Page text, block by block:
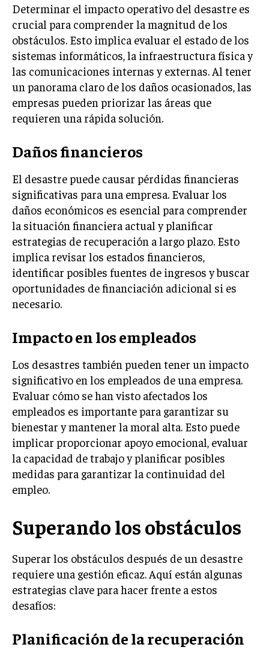
PLANIFICACIÓN EMPRESARIAL
FINANZAS
FINANZAS Y CONTABILIDAD
GESTIÓN DE RECURSOS FINANCIEROS
INVERSIONES Y MERCADOS FINANCIEROS
ECONOMÍA EMPRESARIAL
INTERNACIONAL
NEGOCIOS INTERNACIONALES
EXPANSIÓN GLOBAL
IMPORTACIÓN Y EXPORTACIÓN
ALIANZAS ESTRATÉGICAS
TRANSFORMACIÓN DIGITAL
ANALÍTICA EMPRESARIAL Y BUSINESS
INTELLIGENCE
CIBERSEGURIDAD EMPRESARIAL
ESTRATEGIA
EMPRESAS FAMILIARES Y SUCESIÓN
GESTIÓN DEL RIESGO EMPRESARIAL
DERECHO EMPRESARIAL Y REGULACIONES
ÉXITO EMPRESARIAL Y CASOS DE ESTUDIO
GOBIERNO CORPORATIVO
NEGOCIOS
MARKETING B2B
Determinar el impacto operativo del desastre es
crucial para comprender la magnitud de los
obstáculos. Esto implica evaluar el estado de los
sistemas informáticos, la infraestructura física y
las comunicaciones internas y externas. Al tener
un panorama claro de los daños ocasionados, las
empresas pueden priorizar las áreas que
requieren una rápida solución.
Daños financieros
El desastre puede causar pérdidas financieras
significativas para una empresa. Evaluar los
daños económicos es esencial para comprender
la situación financiera actual y planificar
estrategias de recuperación a largo plazo. Esto
implica revisar los estados financieros,
identificar posibles fuentes de ingresos y buscar
oportunidades de financiación adicional si es
necesario.
Impacto en los empleados
Los desastres también pueden tener un impacto
significativo en los empleados de una empresa.
Evaluar cómo se han visto afectados los
empleados es importante para garantizar su
bienestar y mantener la moral alta. Esto puede
implicar proporcionar apoyo emocional, evaluar
la capacidad de trabajo y planificar posibles
medidas para garantizar la continuidad del
empleo.
Superando los obstáculos
Superar los obstáculos después de un desastre
requiere una gestión eficaz. Aquí están algunas
estrategias clave para hacer frente a estos
desafíos:
Planificación de la recuperación